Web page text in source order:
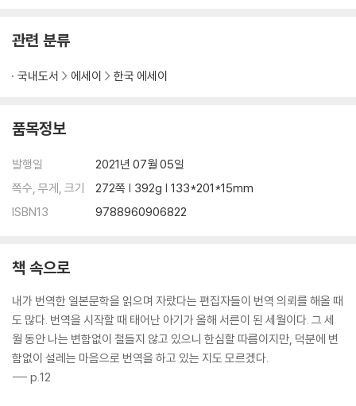
- 처음 청탁받은 글
- 칼럼 쓰는 즐거움
관련 분류
국내도서 에세이 한국 에세이
품목정보
발행일
2021년 07월 05일
쪽수, 무게, 크기
272쪽 | 392g | 133*201*15mm
ISBN13
9788960906822
책 속으로
내가 번역한 일본문학을 읽으며 자랐다는 편집자들이 번역 의뢰를 해올 때
도 많다. 번역을 시작할 때 태어난 아기가 올해 서른이 된 세월이다. 그 세
월 동안 나는 변함없이 철들지 않고 있으니 한심할 따름이지만, 덕분에 변
함없이 설레는 마음으로 번역을 하고 있는 지도 모르겠다.
--- p.12